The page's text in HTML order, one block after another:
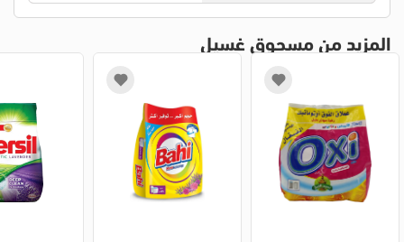
المزيد من مسحوق غسيل